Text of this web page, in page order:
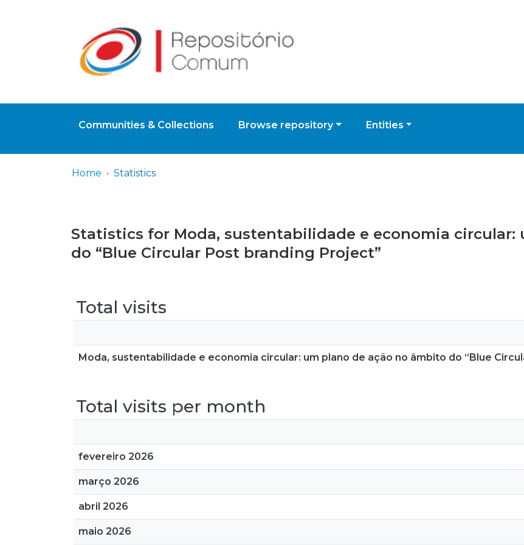
Communities & Collections Browse repository Entities
Home Statistics
Statistics for Moda, sustentabilidade e economia circular:
do “Blue Circular Post branding Project”
Total visits
Moda, sustentabilidade e economia circular: um plano de ação no âmbito do “Blue
Total visits per month
fevereiro 2026
março 2026
abril 2026
maio 2026